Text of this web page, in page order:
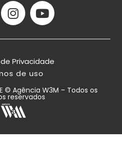
Privacidade
de uso
© Agência W3M – Todos os
reservados